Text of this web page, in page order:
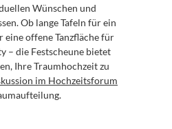
Wünschen und
Ob lange Tafeln für ein
eine offene Tanzfläche für
– die Festscheune bietet
Ihre Traumhochzeit zu
im Hochzeitsforum